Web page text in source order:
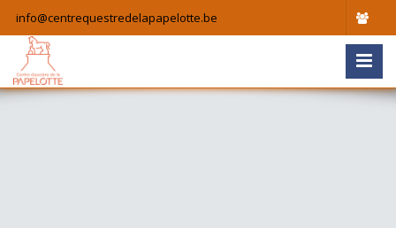
info@centrequestredelapapelotte.be